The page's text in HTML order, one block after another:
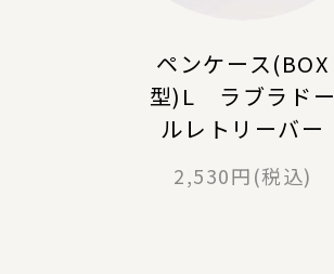
ペンケース(BOX
型)L ラブラドー
ルレトリーバー
2,530円(税込)